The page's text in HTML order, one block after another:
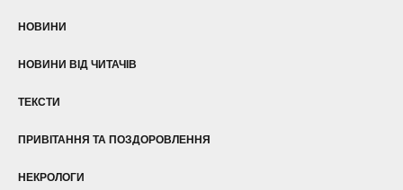
НОВИНИ
НОВИНИ ВІД ЧИТАЧІВ
ТЕКСТИ
ПРИВІТАННЯ ТА ПОЗДОРОВЛЕННЯ
НЕКРОЛОГИ